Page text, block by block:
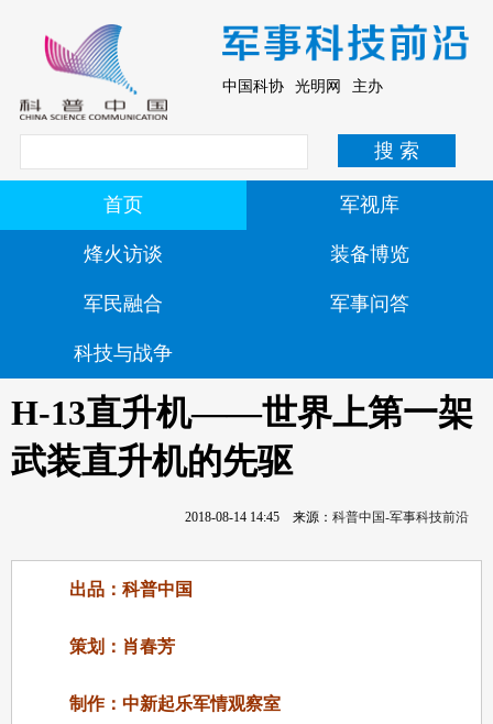
中国科协 光明网 主办
首页 军视库
烽火访谈 装备博览
军民融合 军事问答
科技与战争
H-13直升机——世界上第一架
武装直升机的先驱
2018-08-14 14:45 来源： 科普中国-军事科技前沿
出品：科普中国
策划：肖春芳
制作：中新起乐军情观察室